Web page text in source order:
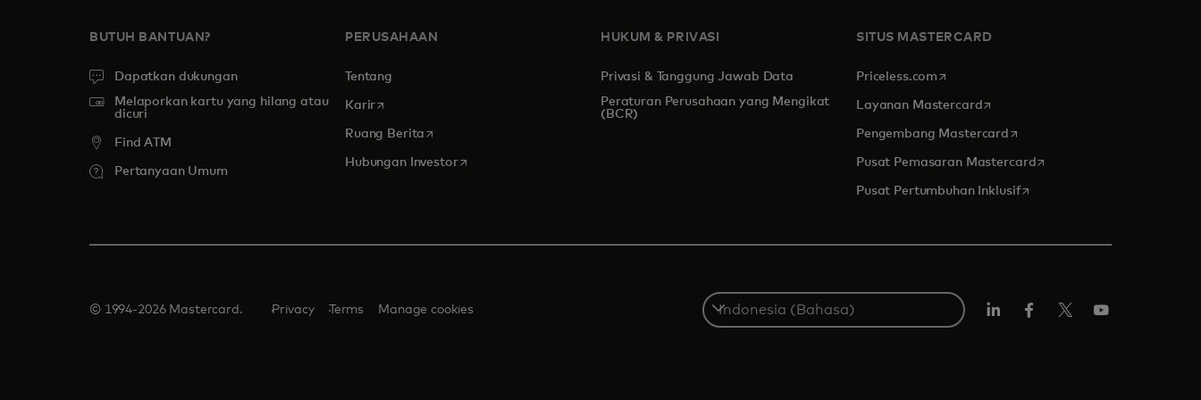
BUTUH BANTUAN?
Dapatkan dukungan
Melaporkan kartu yang hilang atau
dicuri
Find ATM
Pertanyaan Umum
PERUSAHAAN
Tentang
Kariropens in a new tab
Ruang Berita opens in a new tab
Hubungan Investoropens in a new tab
HUKUM & PRIVASI
Privasi & Tanggung Jawab Data
Peraturan Perusahaan yang Mengikat
(BCR)
SITUS MASTERCARD
Priceless.com opens in a new tab
Layanan Mastercardopens in a new tab
Pengembang Mastercard opens in a new tab
Pusat Pemasaran Mastercardopens in a new tab
Pusat Pertumbuhan Inklusifopens in a new tab
© 1994-2026 Mastercard. Privacy Terms Manage cookies
Select
a
country